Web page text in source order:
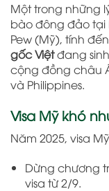
Một trong những
bào đông đảo tại
Pew (Mỹ), tính
gốc Việtđang
cộng đồng châu
và Philippines.
Visa Mỹ khó
Năm 2025, visa
Dừng chương
visa từ 2/9.